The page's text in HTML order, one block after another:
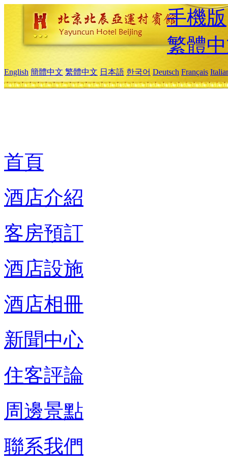
手機版
繁體
English 簡體中文 繁體中文 日本語 한국어 Deutsch Français
首頁
酒店介紹
客房預訂
酒店設施
酒店相冊
新聞中心
住客評論
周邊景點
聯系我們